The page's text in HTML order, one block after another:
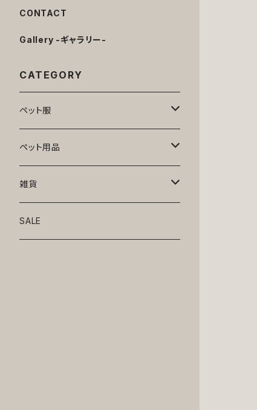
CONTACT
Gallery -ギャラリー-
CATEGORY
ペット服
トップス
ニット
アロハ
ボトムス
ワンピース
ペット用品
ベッド
リード・首輪
雑貨
アート
SALE